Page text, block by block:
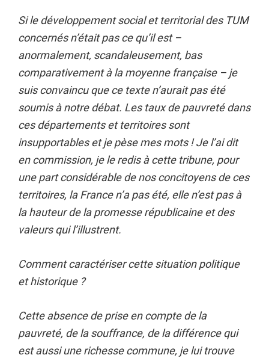
Si le développement social et territorial des TUM
concernés n’était pas ce qu’il est –
anormalement, scandaleusement, bas
comparativement à la moyenne française – je
suis convaincu que ce texte n’aurait pas été
soumis à notre débat. Les taux de pauvreté dans
ces départements et territoires sont
insupportables et je pèse mes mots ! Je l’ai dit
en commission, je le redis à cette tribune, pour
une part considérable de nos concitoyens de ces
territoires, la France n’a pas été, elle n’est pas à
la hauteur de la promesse républicaine et des
valeurs qui l’illustrent.
Comment caractériser cette situation politique
et historique ?
Cette absence de prise en compte de la
pauvreté, de la souffrance, de la différence qui
est aussi une richesse commune, je lui trouve